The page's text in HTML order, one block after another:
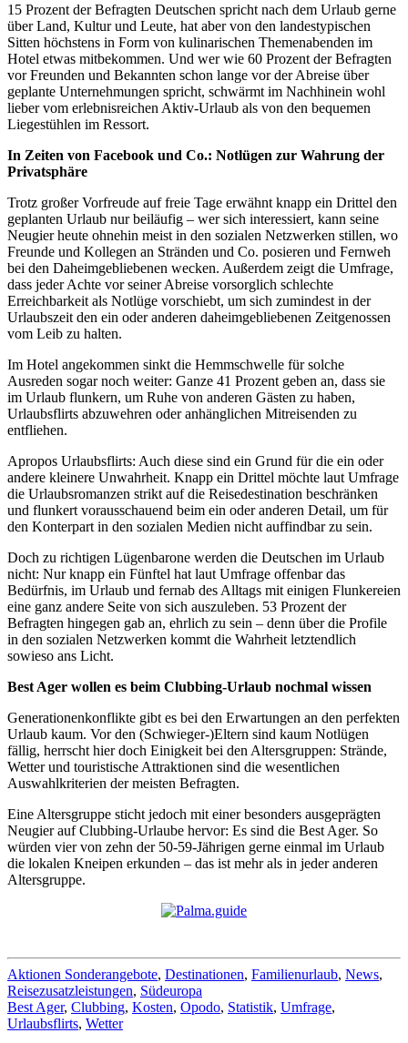
15 Prozent der Befragten Deutschen spricht nach dem Urlaub gerne
über Land, Kultur und Leute, hat aber von den landestypischen
Sitten höchstens in Form von kulinarischen Themenabenden im
Hotel etwas mitbekommen. Und wer wie 60 Prozent der Befragten
vor Freunden und Bekannten schon lange vor der Abreise über
geplante Unternehmungen spricht, schwärmt im Nachhinein wohl
lieber vom erlebnisreichen Aktiv-Urlaub als von den bequemen
Liegestühlen im Ressort.
In Zeiten von Facebook und Co.: Notlügen zur Wahrung der
Privatsphäre
Trotz großer Vorfreude auf freie Tage erwähnt knapp ein Drittel den
geplanten Urlaub nur beiläufig – wer sich interessiert, kann seine
Neugier heute ohnehin meist in den sozialen Netzwerken stillen, wo
Freunde und Kollegen an Stränden und Co. posieren und Fernweh
bei den Daheimgebliebenen wecken. Außerdem zeigt die Umfrage,
dass jeder Achte vor seiner Abreise vorsorglich schlechte
Erreichbarkeit als Notlüge vorschiebt, um sich zumindest in der
Urlaubszeit den ein oder anderen daheimgebliebenen Zeitgenossen
vom Leib zu halten.
Im Hotel angekommen sinkt die Hemmschwelle für solche
Ausreden sogar noch weiter: Ganze 41 Prozent geben an, dass sie
im Urlaub flunkern, um Ruhe von anderen Gästen zu haben,
Urlaubsflirts abzuwehren oder anhänglichen Mitreisenden zu
entfliehen.
Apropos Urlaubsflirts: Auch diese sind ein Grund für die ein oder
andere kleinere Unwahrheit. Knapp ein Drittel möchte laut Umfrage
die Urlaubsromanzen strikt auf die Reisedestination beschränken
und flunkert vorausschauend beim ein oder anderen Detail, um für
den Konterpart in den sozialen Medien nicht auffindbar zu sein.
Doch zu richtigen Lügenbarone werden die Deutschen im Urlaub
nicht: Nur knapp ein Fünftel hat laut Umfrage offenbar das
Bedürfnis, im Urlaub und fernab des Alltags mit einigen Flunkereien
eine ganz andere Seite von sich auszuleben. 53 Prozent der
Befragten hingegen gab an, ehrlich zu sein – denn über die Profile
in den sozialen Netzwerken kommt die Wahrheit letztendlich
sowieso ans Licht.
Best Ager wollen es beim Clubbing-Urlaub nochmal wissen
Generationenkonflikte gibt es bei den Erwartungen an den perfekten
Urlaub kaum. Vor den (Schwieger-)Eltern sind kaum Notlügen
fällig, herrscht hier doch Einigkeit bei den Altersgruppen: Strände,
Wetter und touristische Attraktionen sind die wesentlichen
Auswahlkriterien der meisten Befragten.
Eine Altersgruppe sticht jedoch mit einer besonders ausgeprägten
Neugier auf Clubbing-Urlaube hervor: Es sind die Best Ager. So
würden vier von zehn der 50-59-Jährigen gerne einmal im Urlaub
die lokalen Kneipen erkunden – das ist mehr als in jeder anderen
Altersgruppe.
Aktionen Sonderangebote, Destinationen, Familienurlaub, News,
Reisezusatzleistungen, Südeuropa
Best Ager, Clubbing, Kosten, Opodo, Statistik, Umfrage,
Urlaubsflirts, Wetter